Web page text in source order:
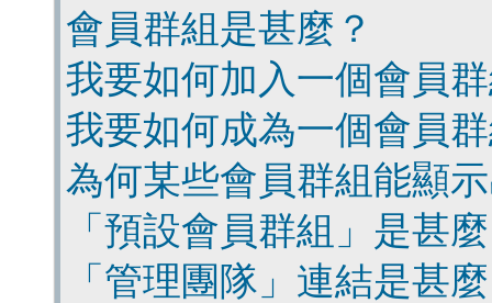
會員群組是甚麼？
我要如何加入一個會員
我要如何成為一個會員
為何某些會員群組能顯
「預設會員群組」是甚
「管理團隊」連結是甚